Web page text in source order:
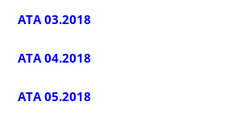
ATA 03.2018
ATA 04.2018
ATA 05.2018